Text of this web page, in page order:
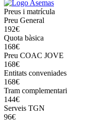
Preus i matrícula
Preu General
192€
Quota bàsica
168€
Preu COAC JOVE
168€
Entitats conveniades
168€
Tram complementari
144€
Serveis TGN
96€